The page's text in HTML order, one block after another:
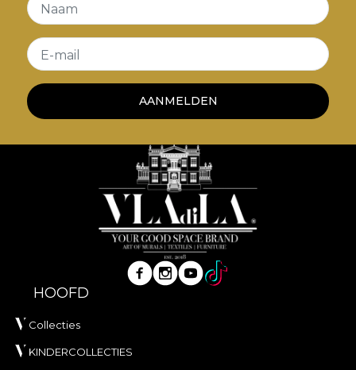
Naam
E-mail
AANMELDEN
HOOFD
Collecties
KINDERCOLLECTIES